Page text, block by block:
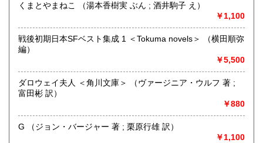
買取が出来る本とそうでない本があります、メール・電話等
で連絡頂ければと思います。
取り扱い分野
哲学宗教、歴史、社会科学、美術工芸、外国文学、趣味、サ
ブカルチャー、古書一般（その他）
くまとやまねこ （湯本香樹実 ぶん ; 酒井駒子 え）
￥1,100
戦後初期日本SFベスト集成 1 ＜Tokuma novels＞ （横田順弥
編）
￥5,500
ダロウェイ夫人 ＜角川文庫＞ （ヴァージニア・ウルフ 著 ;
富田彬 訳）
￥880
G （ジョン・バージャー 著 ; 栗原行雄 訳）
￥1,100